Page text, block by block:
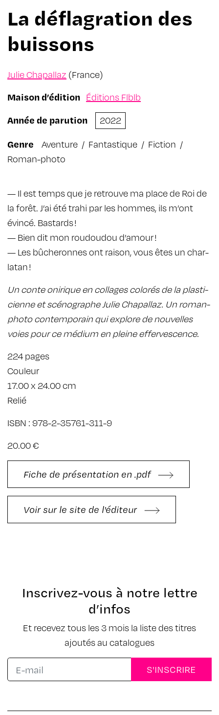
La défla­gra­tion des
buis­sons
Julie Chapallaz (France)
Maison d’édition Éditions Flblb
Année de parution
2022
Genre
Aventure / Fantastique / Fiction /
Roman-photo
— Il est temps que je retrouve ma place de Roi de
la forêt. J’ai été trahi par les hommes, ils m’ont
évincé. Bastards !
— Bien dit mon roudou­dou d’amour !
— Les bûche­ronnes ont raison, vous êtes un char­
la­tan !
Un conte onirique en collages colo­rés de la plas­ti­
cienne et scéno­graphe Julie Chapal­laz. Un roman-
photo contem­po­rain qui explore de nouvelles
voies pour ce médium en pleine effer­ves­cence.
224 pages
Couleur
17.00 x 24.00 cm
Relié
ISBN : 978-2-35761-311-9
20.00 €
Fiche de présentation en .pdf
Voir sur le site de l'éditeur
Inscrivez-vous à notre lettre
d’infos
Et recevez tous les 3 mois la liste des titres
ajoutés au catalogues